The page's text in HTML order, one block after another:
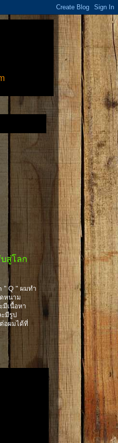
สู่โลก
" Q " ผมทำ
หนาม
มีเนื้อหา
มีรูป
อผมได้ที่